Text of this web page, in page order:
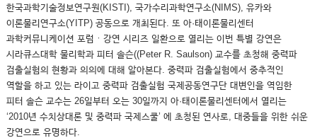
한국과학기술정보연구원(KISTI), 국가수리과학연구소(NIMS), 유카와
이론물리연구소(YITP) 공동으로 개최된다. 또 아·태이론물리센터
과학커뮤니케이션 포럼ㆍ강연 시리즈 일환으로 열리는 이번 특별 강연은
시라큐스대학 물리학과 피터 솔슨((Peter R. Saulson) 교수를 초청해 중력파
검출실험의 현황과 의의에 대해 알아본다. 중력파 검출실험에서 중추적인
역할을 하고 있는 라이고 중력파 검출실험 국제공동연구단 대변인을 역임한
피터 솔슨 교수는 26일부터 오는 30일까지 아·태이론물리센터에서 열리는
‘2010년 수치상대론 및 중력파 국제스쿨’ 에 초청된 연사로, 대중들을 위한 쉬운
강연으로 유명하다.